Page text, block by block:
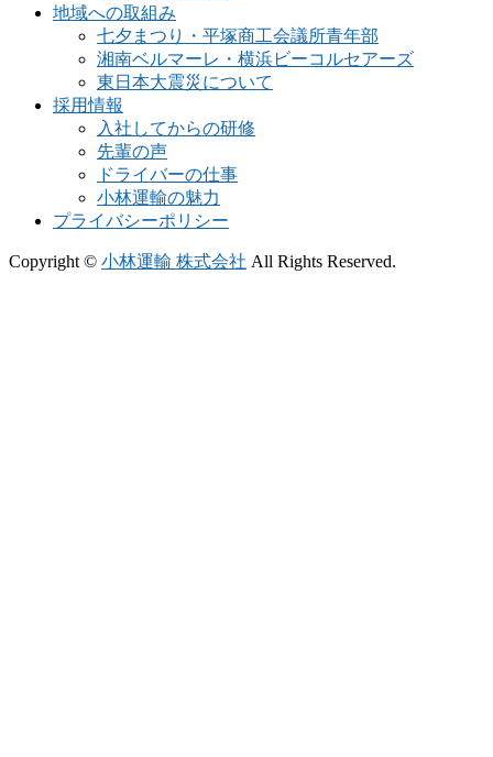
地域への取組み
七夕まつり・平塚商工会議所青年部
湘南ベルマーレ・横浜ビーコルセアーズ
東日本大震災について
採用情報
入社してからの研修
先輩の声
ドライバーの仕事
小林運輸の魅力
プライバシーポリシー
Copyright © 小林運輸 株式会社 All Rights Reserved.